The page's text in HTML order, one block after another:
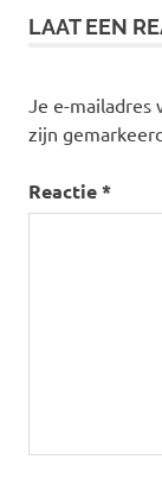
LAAT EEN
Je e-
zijn
Reactie*